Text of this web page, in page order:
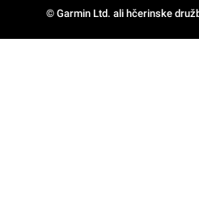
© Garmin Ltd. ali hčerinske